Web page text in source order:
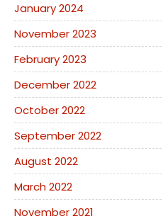
January 2024
November 2023
February 2023
December 2022
October 2022
September 2022
August 2022
March 2022
November 2021